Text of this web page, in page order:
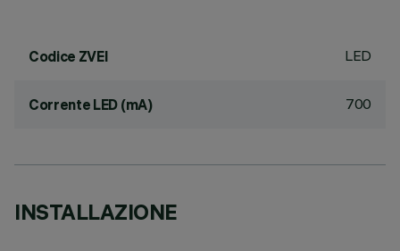
Codice ZVEI LED
Corrente LED (mA) 700
INSTALLAZIONE